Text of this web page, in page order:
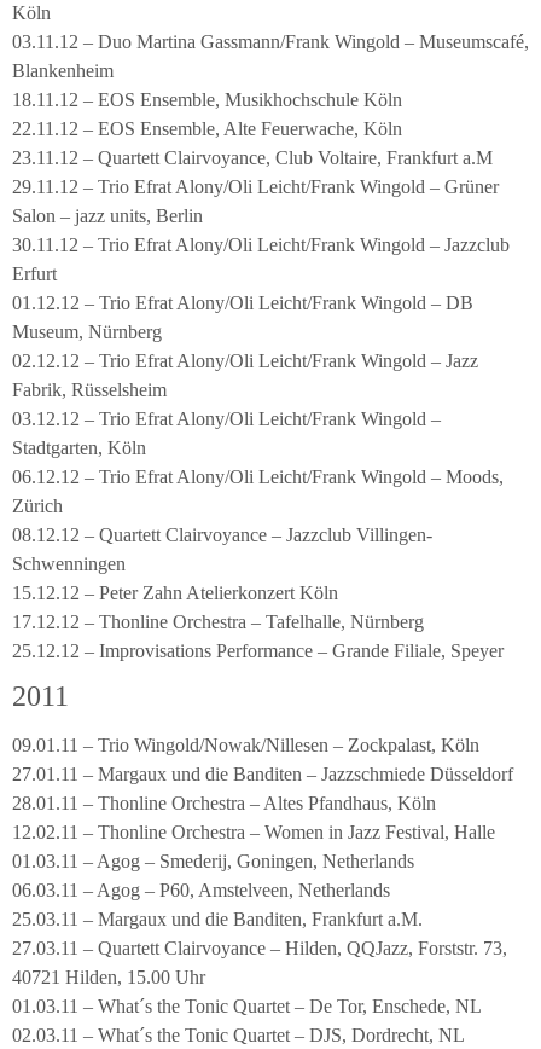
Köln
03.11.12 – Duo Martina Gassmann/Frank Wingold – Museumscafé,
Blankenheim
18.11.12 – EOS Ensemble, Musikhochschule Köln
22.11.12 – EOS Ensemble, Alte Feuerwache, Köln
23.11.12 – Quartett Clairvoyance, Club Voltaire, Frankfurt a.M
29.11.12 – Trio Efrat Alony/Oli Leicht/Frank Wingold – Grüner
Salon – jazz units, Berlin
30.11.12 – Trio Efrat Alony/Oli Leicht/Frank Wingold – Jazzclub
Erfurt
01.12.12 – Trio Efrat Alony/Oli Leicht/Frank Wingold – DB
Museum, Nürnberg
02.12.12 – Trio Efrat Alony/Oli Leicht/Frank Wingold – Jazz
Fabrik, Rüsselsheim
03.12.12 – Trio Efrat Alony/Oli Leicht/Frank Wingold –
Stadtgarten, Köln
06.12.12 – Trio Efrat Alony/Oli Leicht/Frank Wingold – Moods,
Zürich
08.12.12 – Quartett Clairvoyance – Jazzclub Villingen-
Schwenningen
15.12.12 – Peter Zahn Atelierkonzert Köln
17.12.12 – Thonline Orchestra – Tafelhalle, Nürnberg
25.12.12 – Improvisations Performance – Grande Filiale, Speyer
2011
09.01.11 – Trio Wingold/Nowak/Nillesen – Zockpalast, Köln
27.01.11 – Margaux und die Banditen – Jazzschmiede Düsseldorf
28.01.11 – Thonline Orchestra – Altes Pfandhaus, Köln
12.02.11 – Thonline Orchestra – Women in Jazz Festival, Halle
01.03.11 – Agog – Smederij, Goningen, Netherlands
06.03.11 – Agog – P60, Amstelveen, Netherlands
25.03.11 – Margaux und die Banditen, Frankfurt a.M.
27.03.11 – Quartett Clairvoyance – Hilden, QQJazz, Forststr. 73,
40721 Hilden, 15.00 Uhr
01.03.11 – What´s the Tonic Quartet – De Tor, Enschede, NL
02.03.11 – What´s the Tonic Quartet – DJS, Dordrecht, NL